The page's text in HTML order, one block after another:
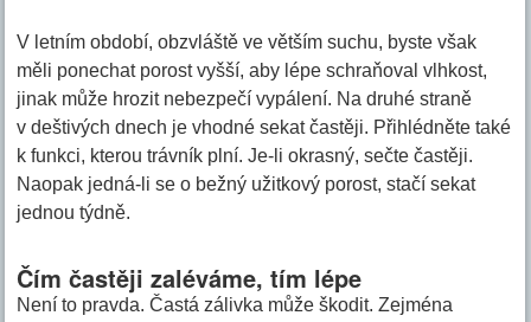
V letním období, obzvláště ve větším suchu, byste však
měli ponechat porost vyšší, aby lépe schraňoval vlhkost,
jinak může hrozit nebezpečí vypálení. Na druhé straně
v deštivých dnech je vhodné sekat častěji. Přihlédněte také
k funkci, kterou trávník plní. Je-li okrasný, sečte častěji.
Naopak jedná-li se o bežný užitkový porost, stačí sekat
jednou týdně.
Čím častěji zaléváme, tím lépe
Není to pravda. Častá zálivka může škodit. Zejména